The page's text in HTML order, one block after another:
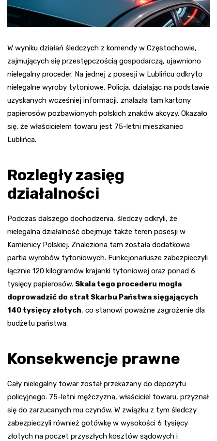
W wyniku działań śledczych z komendy w Częstochowie,
zajmujących się przestępczością gospodarczą, ujawniono
nielegalny proceder. Na jednej z posesji w Lublińcu odkryto
nielegalne wyroby tytoniowe. Policja, działając na podstawie
uzyskanych wcześniej informacji, znalazła tam kartony
papierosów pozbawionych polskich znaków akcyzy. Okazało
się, że właścicielem towaru jest 75-letni mieszkaniec
Lublińca.
Rozległy zasięg
działalności
Podczas dalszego dochodzenia, śledczy odkryli, że
nielegalna działalność obejmuje także teren posesji w
Kamienicy Polskiej. Znaleziona tam została dodatkowa
partia wyrobów tytoniowych. Funkcjonariusze zabezpieczyli
łącznie 120 kilogramów krajanki tytoniowej oraz ponad 6
tysięcy papierosów. Skala tego procederu mogła
doprowadzić do strat Skarbu Państwa sięgających
140 tysięcy złotych, co stanowi poważne zagrożenie dla
budżetu państwa.
Konsekwencje prawne
Cały nielegalny towar został przekazany do depozytu
policyjnego. 75-letni mężczyzna, właściciel towaru, przyznał
się do zarzucanych mu czynów. W związku z tym śledczy
zabezpieczyli również gotówkę w wysokości 6 tysięcy
złotych na poczet przyszłych kosztów sądowych i